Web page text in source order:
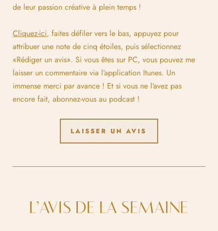
de leur passion créative à plein temps !
Cliquez-ici, faites défiler vers le bas, appuyez pour
attribuer une note de cinq étoiles, puis sélectionnez
«Rédiger un avis». Si vous êtes sur PC, vous pouvez me
laisser un commentaire via l’application Itunes. Un
immense merci par avance ! Et si vous ne l’avez pas
encore fait, abonnez-vous au podcast !
LAISSER UN AVIS
L’AVIS DE LA SEMAINE